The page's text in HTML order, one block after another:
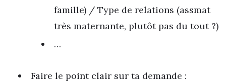
famille) / Type de relations (assmat
très maternante, plutôt pas du tout ?)
…
Faire le point clair sur ta demande :